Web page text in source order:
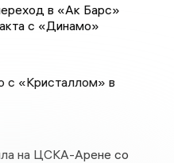
в «Ак Барс»
с «Динамо»
с «Кристаллом» в
на ЦСКА-Арене со